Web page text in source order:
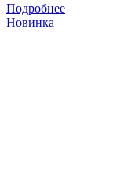
Подробнее
Новинка